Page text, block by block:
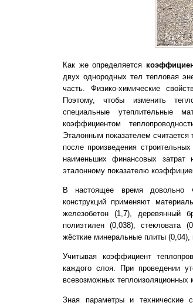
Как же определяется
двух однородных тел тепловая
часть. Физико-химические
Поэтому, чтобы изменить
специальные утеплительные
коэффициентом
Эталонным показателем
после произведения
наименьших финансовых затрат
эталонному показателю
В настоящее время довольно
конструкций применяют
железобетон (1,7), деревянный
полиэтилен (0,038), стекловата
жёсткие минеральные плиты (0,04),
Учитывая коэффициент
каждого слоя. При проведении
всевозможных теплоизоляционных
Зная параметры и технические